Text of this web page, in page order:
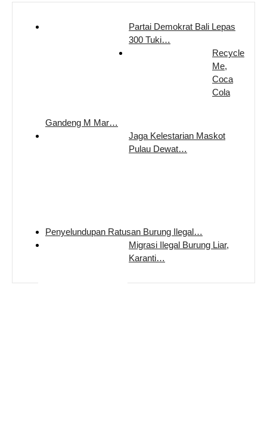
Partai Demokrat Bali Lepas
300 Tuki…
Recycle
Me,
Coca
Cola
Gandeng M Mar…
Jaga Kelestarian Maskot
Pulau Dewat…
Penyelundupan Ratusan Burung Ilegal…
Migrasi Ilegal Burung Liar,
Karanti…